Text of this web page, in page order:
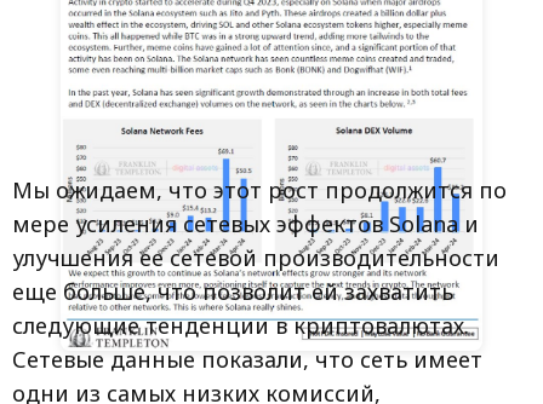
Мы ожидаем, что этот рост продолжится по
мере усиления сетевых эффектов Solana и
улучшения ее сетевой производительности
еще больше, что позволит ей захватить
следующие тенденции в криптовалютах.
Сетевые данные показали, что сеть имеет
одни из самых низких комиссий,